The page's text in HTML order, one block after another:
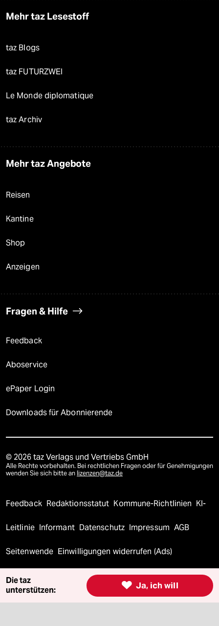
Mehr taz Lesestoff
taz Blogs
taz FUTURZWEI
Le Monde diplomatique
taz Archiv
Mehr taz Angebote
Reisen
Kantine
Shop
Anzeigen
Fragen & Hilfe
Feedback
Aboservice
ePaper Login
Downloads für Abonnierende
© 2026 taz Verlags und Vertriebs GmbH
Alle Rechte vorbehalten. Bei rechtlichen Fragen oder für Genehmigungen
wenden Sie sich bitte an lizenzen@taz.de
Feedback Redaktionsstatut Kommune-Richtlinien KI-
Leitlinie Informant Datenschutz Impressum AGB
Seitenwende Einwilligungen widerrufen (Ads)
 Ja, ich will
Die taz
unterstützen: